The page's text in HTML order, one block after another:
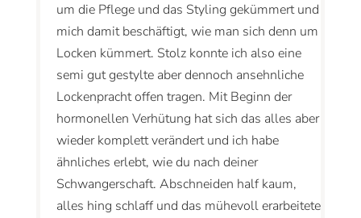
um die Pflege und das Styling gekümmert und
mich damit beschäftigt, wie man sich denn um
Locken kümmert. Stolz konnte ich also eine
semi gut gestylte aber dennoch ansehnliche
Lockenpracht offen tragen. Mit Beginn der
hormonellen Verhütung hat sich das alles aber
wieder komplett verändert und ich habe
ähnliches erlebt, wie du nach deiner
Schwangerschaft. Abschneiden half kaum,
alles hing schlaff und das mühevoll erarbeitete